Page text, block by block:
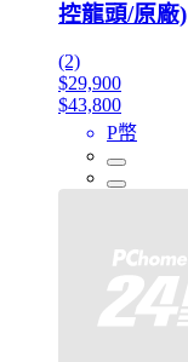
控龍頭/原廠)
(2)
$29,900
$43,800
P幣